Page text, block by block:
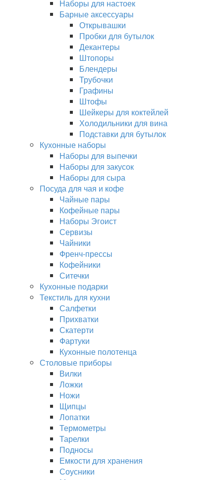
Наборы для настоек
Барные аксессуары
Открывашки
Пробки для бутылок
Декантеры
Штопоры
Блендеры
Трубочки
Графины
Штофы
Шейкеры для коктейлей
Холодильники для вина
Подставки для бутылок
Кухонные наборы
Наборы для выпечки
Наборы для закусок
Наборы для сыра
Посуда для чая и кофе
Чайные пары
Кофейные пары
Наборы Эгоист
Сервизы
Чайники
Френч-прессы
Кофейники
Ситечки
Кухонные подарки
Текстиль для кухни
Салфетки
Прихватки
Скатерти
Фартуки
Кухонные полотенца
Столовые приборы
Вилки
Ложки
Ножи
Щипцы
Лопатки
Термометры
Тарелки
Подносы
Емкости для хранения
Соусники